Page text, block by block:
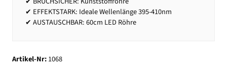
✔ EFFEKTSTARK: Ideale Wellenlänge 395-410nm
✔ AUSTAUSCHBAR: 60cm LED Röhre
Artikel-Nr:1068